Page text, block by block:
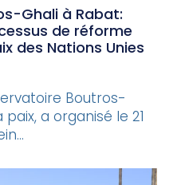
Ghali à Rabat:
de réforme
des Nations Unies
Boutros-
a organisé le 21